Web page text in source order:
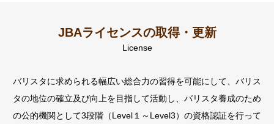
JBAライセンスの取得・更新
License
バリスタに求められる幅広い総合力の習得を可能にして、バリス
タの地位の確立及び向上を目指して活動し、バリスタ養成のため
の公的機関として3段階（Level１～Level3）の資格認証を行って